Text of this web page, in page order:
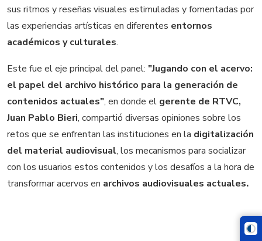
sus ritmos y reseñas visuales estimuladas y fomentadas por
las experiencias artísticas en diferentes entornos
académicos y culturales.
Este fue el eje principal del panel: "Jugando con el acervo:
el papel del archivo histórico para la generación de
contenidos actuales", en donde el gerente de RTVC,
Juan Pablo Bieri, compartió diversas opiniones sobre los
retos que se enfrentan las instituciones en la digitalización
del material audiovisual, los mecanismos para socializar
con los usuarios estos contenidos y los desafíos a la hora de
transformar acervos en archivos audiovisuales actuales.